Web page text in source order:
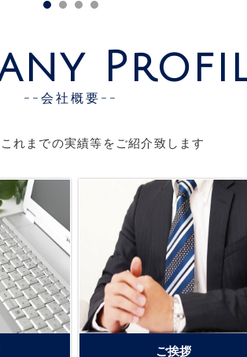
--会社概要--
れまでの実績等をご紹介致します
ご挨拶